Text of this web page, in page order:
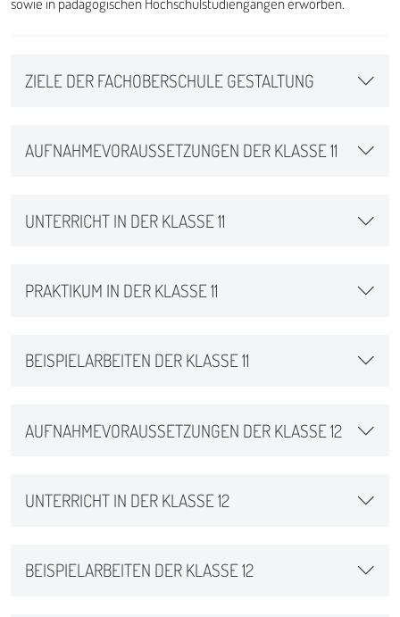
ZIELE DER FACHOBERSCHULE GESTALTUNG
AUFNAHMEVORAUSSETZUNGEN DER KLASSE 11
UNTERRICHT IN DER KLASSE 11
PRAKTIKUM IN DER KLASSE 11
BEISPIELARBEITEN DER KLASSE 11
AUFNAHMEVORAUSSETZUNGEN DER KLASSE 12
UNTERRICHT IN DER KLASSE 12
BEISPIELARBEITEN DER KLASSE 12